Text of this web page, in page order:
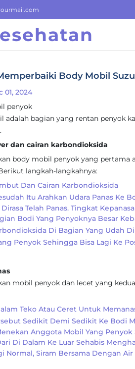
Body Mobil
01, 2024
penyok
adalah bagian yang rentan penyok
dan cairan karbondioksida
body mobil penyok yang
langkah-langkahnya:
Dan Cairan Karbondioksida
Itu Arahkan Udara Panas Ke
Telah Panas. Tingkat
Bodi Yang Penyoknya Besar
Di Bagian Yang Udah
Penyok Sehingga Bisa Lagi Ke
mobil penyok dan lecet yang
Teko Atau Ceret Untuk
Sedikit Demi Sedikit Ke Bodi
Anggota Mobil Yang
Di Dalam Ke Luar Sehabis
Normal, Siram Bersama Dengan